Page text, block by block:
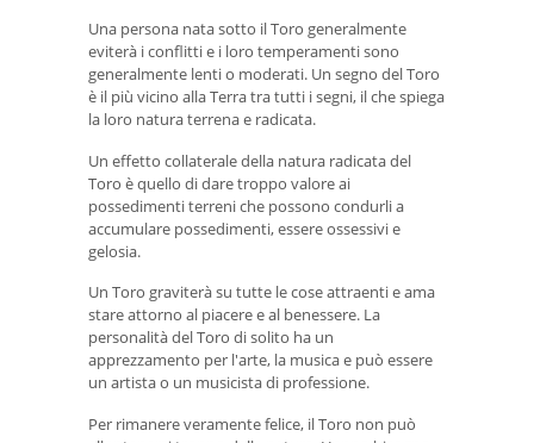
Una persona nata sotto il Toro generalmente
eviterà i conflitti e i loro temperamenti sono
generalmente lenti o moderati. Un segno del Toro
è il più vicino alla Terra tra tutti i segni, il che spiega
la loro natura terrena e radicata.
Un effetto collaterale della natura radicata del
Toro è quello di dare troppo valore ai
possedimenti terreni che possono condurli a
accumulare possedimenti, essere ossessivi e
gelosia.
Un Toro graviterà su tutte le cose attraenti e ama
stare attorno al piacere e al benessere. La
personalità del Toro di solito ha un
apprezzamento per l'arte, la musica e può essere
un artista o un musicista di professione.
Per rimanere veramente felice, il Toro non può